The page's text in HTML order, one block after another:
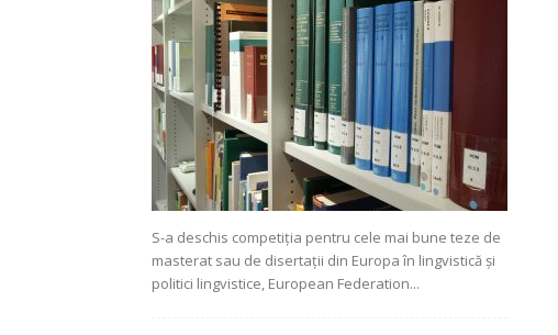
S-a deschis competiția pentru cele mai bune teze de
masterat sau de disertații din Europa în lingvistică și
politici lingvistice, European Federation...